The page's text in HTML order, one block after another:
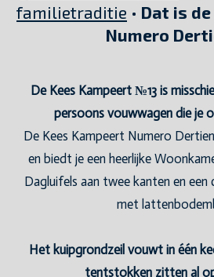
familietraditie • Dat is
Numero
De Kees Kampeert №13 is
persoons vouwwagen die je
De Kees Kampeert Numero
en biedt je een heerlijke
Dagluifels aan twee kanten en
met
Het kuipgrondzeil vouwt in één
tentstokken zitten al